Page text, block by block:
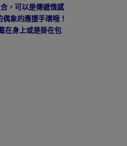
，可以是傳遞情感
象的應援手環哦！
在身上或是掛在包